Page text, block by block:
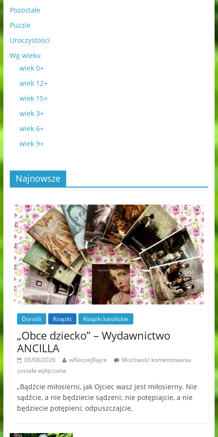
Pozostałe
Puzzle
Uroczystości
Wg wieku
wiek 0+
wiek 12+
wiek 15+
wiek 3+
wiek 6+
wiek 9+
Najnowsze
Dorośli Książki Książki katolickie
„Obce dziecko” – Wydawnictwo
ANCILLA
05/08/2026 wNaszejBajce
Możliwość komentowania
została wyłączona
„Bądźcie miłosierni, jak Ojciec wasz jest miłosierny. Nie
sądźcie, a nie będziecie sądzeni; nie potępiajcie, a nie
będziecie potępieni; odpuszczajcie,